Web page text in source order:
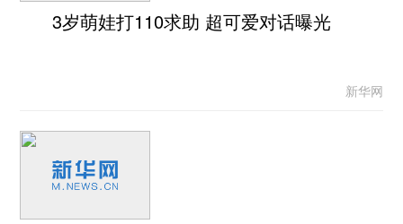
3岁萌娃打110求助 超可爱对话曝光
新华网